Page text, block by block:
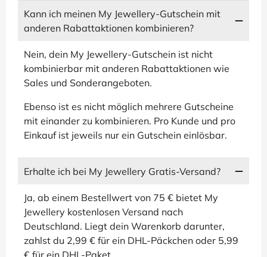
Kann ich meinen My Jewellery-Gutschein mit
anderen Rabattaktionen kombinieren?
Nein, dein My Jewellery-Gutschein ist nicht
kombinierbar mit anderen Rabattaktionen wie
Sales und Sonderangeboten.
Ebenso ist es nicht möglich mehrere Gutscheine
mit einander zu kombinieren. Pro Kunde und pro
Einkauf ist jeweils nur ein Gutschein einlösbar.
Erhalte ich bei My Jewellery Gratis-Versand?
Ja, ab einem Bestellwert von 75 € bietet My
Jewellery kostenlosen Versand nach
Deutschland. Liegt dein Warenkorb darunter,
zahlst du 2,99 € für ein DHL-Päckchen oder 5,99
€ für ein DHL-Paket.